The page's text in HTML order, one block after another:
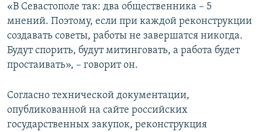
«В Севастополе так: два общественника – 5
мнений. Поэтому, если при каждой реконструкции
создавать советы, работы не завершатся никогда.
Будут спорить, будут митинговать, а работа будет
простаивать», – говорит он.
Согласно технической документации,
опубликованной на сайте российских
государственных закупок, реконструкция